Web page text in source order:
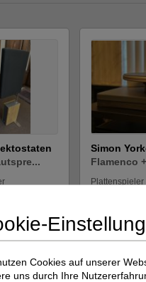
Simon
Flamenco
Plattenspieler
Cookies auf unserer
uns durch Ihre